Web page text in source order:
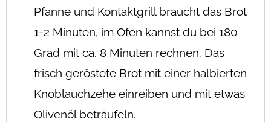
Pfanne und Kontaktgrill braucht das Brot
1-2 Minuten, im Ofen kannst du bei 180
Grad mit ca. 8 Minuten rechnen. Das
frisch geröstete Brot mit einer halbierten
Knoblauchzehe einreiben und mit etwas
Olivenöl beträufeln.